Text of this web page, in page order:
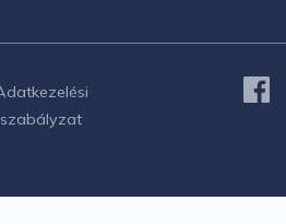
szabályzat